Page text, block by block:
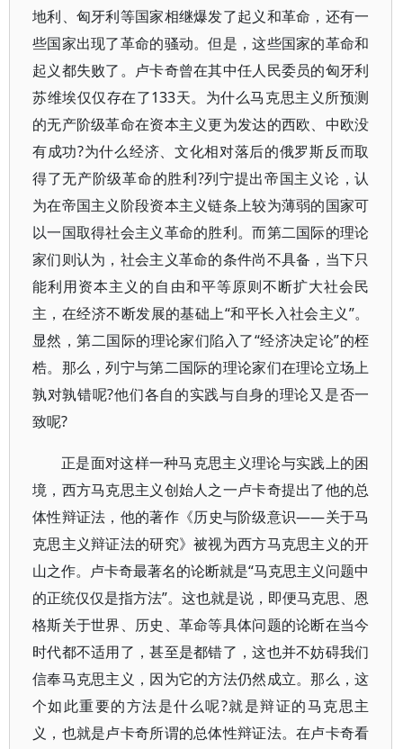
地利、匈牙利等国家相继爆发了起义和革命，还有一
些国家出现了革命的骚动。但是，这些国家的革命和
起义都失败了。卢卡奇曾在其中任人民委员的匈牙利
苏维埃仅仅存在了133天。为什么马克思主义所预测
的无产阶级革命在资本主义更为发达的西欧、中欧没
有成功?为什么经济、文化相对落后的俄罗斯反而取
得了无产阶级革命的胜利?列宁提出帝国主义论，认
为在帝国主义阶段资本主义链条上较为薄弱的国家可
以一国取得社会主义革命的胜利。而第二国际的理论
家们则认为，社会主义革命的条件尚不具备，当下只
能利用资本主义的自由和平等原则不断扩大社会民
主，在经济不断发展的基础上“和平长入社会主义”。
显然，第二国际的理论家们陷入了“经济决定论”的桎
梏。那么，列宁与第二国际的理论家们在理论立场上
孰对孰错呢?他们各自的实践与自身的理论又是否一
致呢?
正是面对这样一种马克思主义理论与实践上的困
境，西方马克思主义创始人之一卢卡奇提出了他的总
体性辩证法，他的著作《历史与阶级意识——关于马
克思主义辩证法的研究》被视为西方马克思主义的开
山之作。卢卡奇最著名的论断就是“马克思主义问题中
的正统仅仅是指方法”。这也就是说，即便马克思、恩
格斯关于世界、历史、革命等具体问题的论断在当今
时代都不适用了，甚至是都错了，这也并不妨碍我们
信奉马克思主义，因为它的方法仍然成立。那么，这
个如此重要的方法是什么呢?就是辩证的马克思主
义，也就是卢卡奇所谓的总体性辩证法。在卢卡奇看